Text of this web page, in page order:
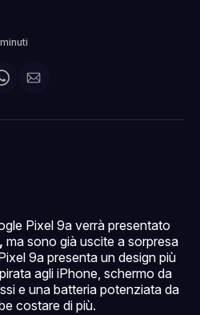
Share
WhatsApp
Condividi
email
Pixel 9a verrà presentato
ma sono già uscite a sorpresa
9a presenta un design più
agli iPhone, schermo da
e una batteria potenziata da
costare di più.